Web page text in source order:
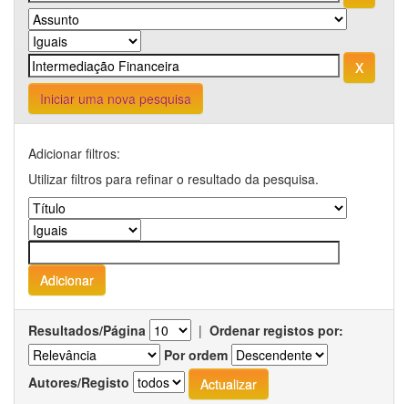
Iniciar uma nova pesquisa
Adicionar filtros:
Utilizar filtros para refinar o resultado da pesquisa.
Resultados/Página | Ordenar registos por:
Por ordem
Autores/Registo